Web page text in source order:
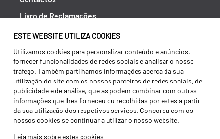
ESTE WEBSITE UTILIZA COOKIES
Utilizamos cookies para personalizar conteúdo e anúncios,
fornecer funcionalidades de redes sociais e analisar o nosso
tráfego. Também partilhamos informações acerca da sua
utilização do site com os nossos parceiros de redes sociais, de
publicidade e de análise, que as podem combinar com outras
informações que lhes forneceu ou recolhidas por estes a partir
da sua utilização dos respetivos serviços. Concorda com os
nossos cookies se continuar a utilizar o nosso website.
Leia mais sobre estes cookies
Livro de Reclamações
Política de Privacidade
Canal de Denúncias (RGPC)
Termos e condições